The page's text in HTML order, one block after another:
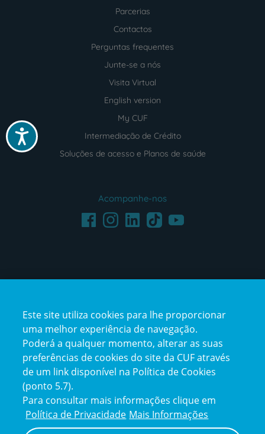
Acessibilidade
Parcerias
Contactos
Perguntas frequentes
Junte-se a nós
Visita Virtual
English version
My CUF
Intermediação de Crédito
Soluções de acesso e Planos de saúde
Acompanhe-nos
FacebookInstagramLinkedInTikTokYoutube
Reclamações
e
elogios
Este site utiliza cookies para lhe proporcionar
uma melhor experiência de navegação.
Poderá a qualquer momento, alterar as suas
preferências de cookies do site da CUF através
de um link disponível na Política de Cookies
(ponto 5.7).
Para consultar mais informações clique em
Política de Privacidade Mais Informações